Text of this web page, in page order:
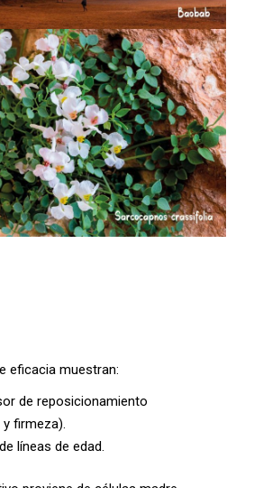
eficacia muestran:
de reposicionamiento
firmeza).
líneas de edad.